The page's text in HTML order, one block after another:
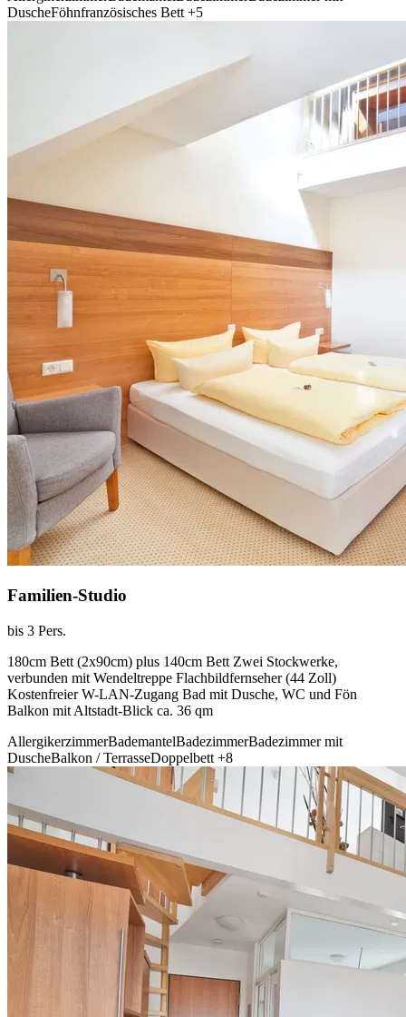
DuscheFöhnfranzösisches Bett +5
Familien-Studio
bis 3 Pers.
180cm Bett (2x90cm) plus 140cm Bett Zwei Stockwerke,
verbunden mit Wendeltreppe Flachbildfernseher (44 Zoll)
Kostenfreier W-LAN-Zugang Bad mit Dusche, WC und Fön
Balkon mit Altstadt-Blick ca. 36 qm
AllergikerzimmerBademantelBadezimmerBadezimmer mit
DuscheBalkon / TerrasseDoppelbett +8